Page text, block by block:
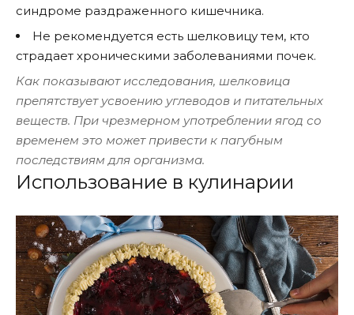
синдроме раздраженного кишечника.
Не рекомендуется есть шелковицу тем, кто
страдает хроническими заболеваниями почек.
Как показывают исследования, шелковица
препятствует усвоению углеводов и питательных
веществ. При чрезмерном употреблении ягод со
временем это может привести к пагубным
последствиям для организма.
Использование в кулинарии